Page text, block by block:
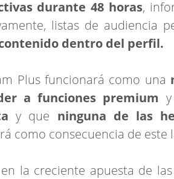
durante 48 horas,
listas de audiencia
dentro del perfil.
Plus funcionará como una
a funciones premium
y que ninguna de las
como consecuencia de este
la creciente apuesta de las